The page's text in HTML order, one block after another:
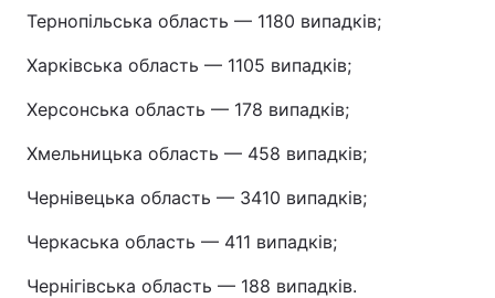
Тернопільська область — 1180 випадків;
Харківська область — 1105 випадків;
Херсонська область — 178 випадків;
Хмельницька область — 458 випадків;
Чернівецька область — 3410 випадків;
Черкаська область — 411 випадків;
Чернігівська область — 188 випадків.